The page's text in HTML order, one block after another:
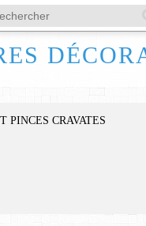
PINCES CRAVATES